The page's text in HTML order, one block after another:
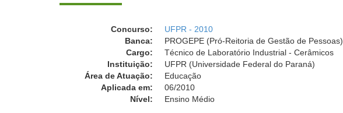
Concurso:
UFPR - 2010
Banca:
PROGEPE (Pró-Reitoria de Gestão de Pessoas)
Cargo:
Técnico de Laboratório Industrial - Cerâmicos
Instituição:
UFPR (Universidade Federal do Paraná)
Área de Atuação:
Educação
Aplicada em:
06/2010
Nível:
Ensino Médio